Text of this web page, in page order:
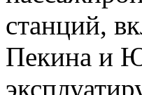
станций,
Пекина и